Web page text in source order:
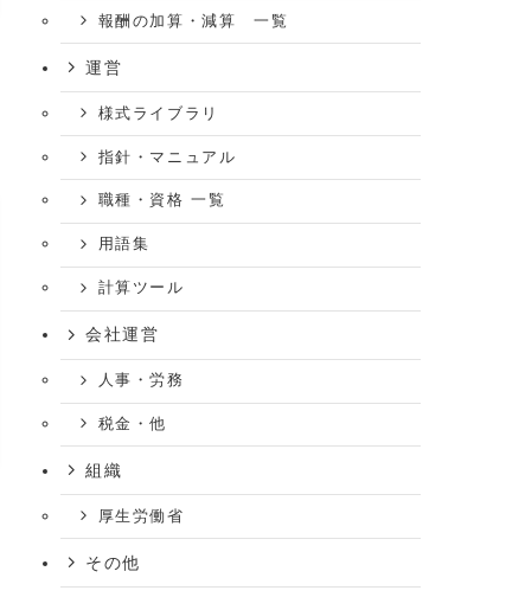
報酬の加算・減算 一覧
運営
様式ライブラリ
指針・マニュアル
職種・資格 一覧
用語集
計算ツール
会社運営
人事・労務
税金・他
組織
厚生労働省
その他